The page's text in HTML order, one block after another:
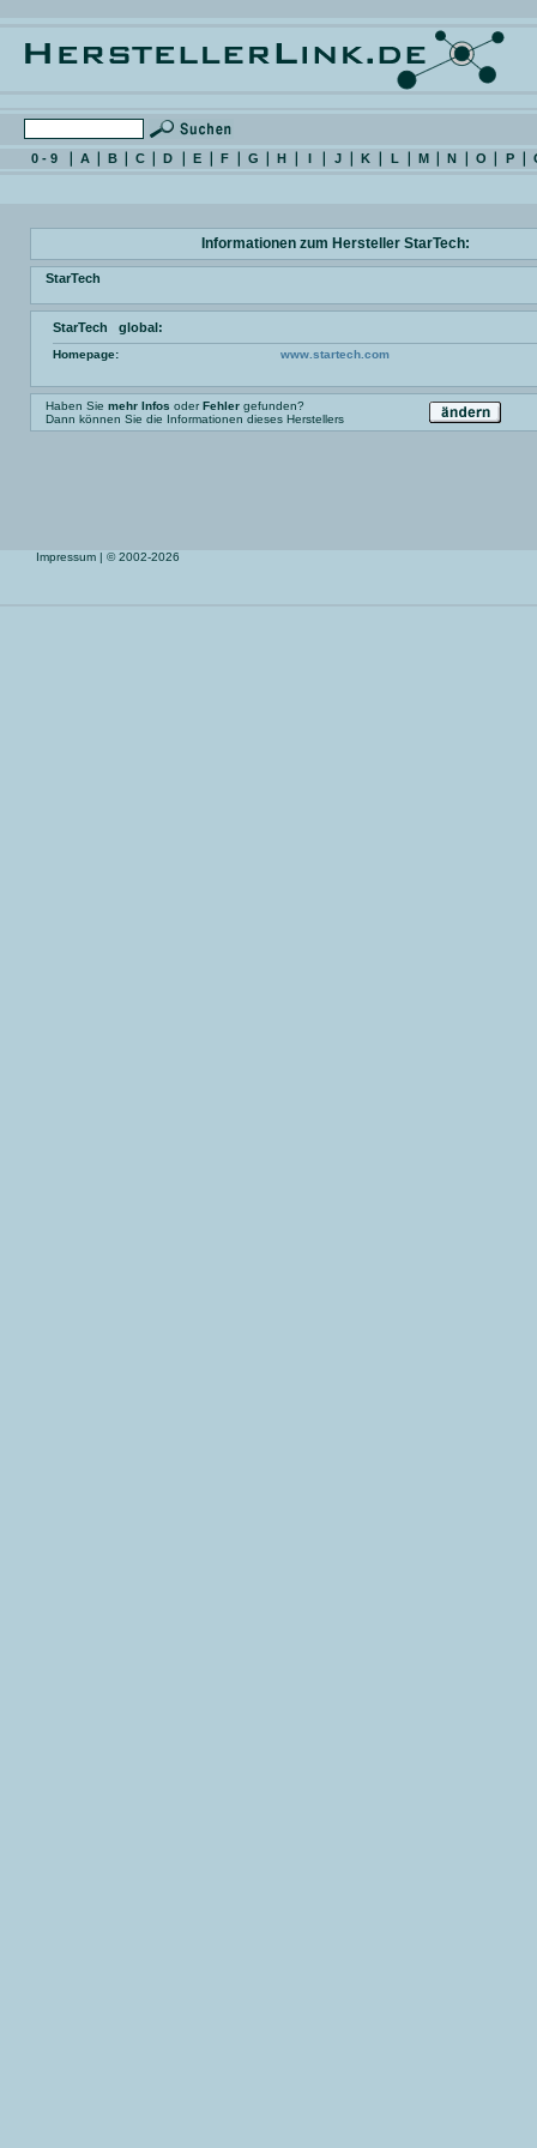
0 - 9 A B C D E F G H I J K L M N O P
Informationen zum Hersteller StarTech:
StarTech
StarTech global:
Homepage: www.startech.com
Haben Sie mehr Infos oderFehler gefunden?
Dann können Sie die Informationen dieses Herstellers
Impressum | © 2002-2026